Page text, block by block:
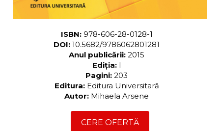
ISBN: 978-606-28-0128-1
DOI: 10.5682/9786062801281
Anul publicării: 2015
Ediția: I
Pagini: 203
Editura: Editura Universitară
Autor: Mihaela Arsene
CERE OFERTĂ